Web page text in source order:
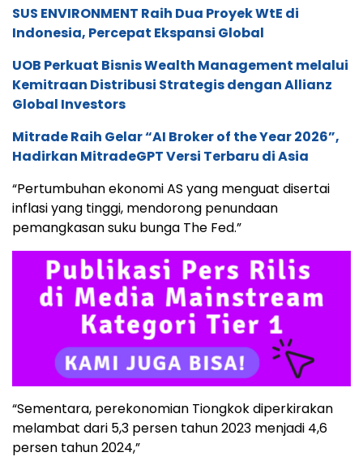
SUS ENVIRONMENT Raih Dua Proyek WtE di
Indonesia, Percepat Ekspansi Global
UOB Perkuat Bisnis Wealth Management melalui
Kemitraan Distribusi Strategis dengan Allianz
Global Investors
Mitrade Raih Gelar “AI Broker of the Year 2026”,
Hadirkan MitradeGPT Versi Terbaru di Asia
“Pertumbuhan ekonomi AS yang menguat disertai
inflasi yang tinggi, mendorong penundaan
pemangkasan suku bunga The Fed.”
“Sementara, perekonomian Tiongkok diperkirakan
melambat dari 5,3 persen tahun 2023 menjadi 4,6
persen tahun 2024,”